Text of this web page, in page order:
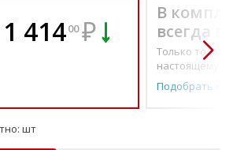
1 41400 ₽
В
всегда
Только то, что
настоящему
Подобрать
шт